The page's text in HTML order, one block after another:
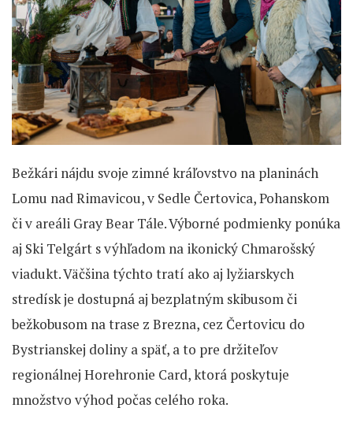
Bežkári nájdu svoje zimné kráľovstvo na planinách
Lomu nad Rimavicou, v Sedle Čertovica, Pohanskom
či v areáli Gray Bear Tále. Výborné podmienky ponúka
aj Ski Telgárt s výhľadom na ikonický Chmarošský
viadukt. Väčšina týchto tratí ako aj lyžiarskych
stredísk je dostupná aj bezplatným skibusom či
bežkobusom na trase z Brezna, cez Čertovicu do
Bystrianskej doliny a späť, a to pre držiteľov
regionálnej Horehronie Card, ktorá poskytuje
množstvo výhod počas celého roka.